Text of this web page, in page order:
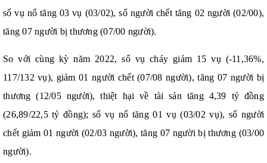
số vụ nổ tăng 03 vụ (03/02), số người chết tăng 02 người (02/00),
tăng 07 người bị thương (07/00 người).
So với cùng kỳ năm 2022, số vụ cháy giảm 15 vụ (-11,36%,
117/132 vụ), giảm 01 người chết (07/08 người), tăng 07 người bị
thương (12/05 người), thiệt hại về tài sản tăng 4,39 tỷ đồng
(26,89/22,5 tỷ đồng); số vụ nổ tăng 01 vụ (03/02 vụ), số người
chết giảm 01 người (02/03 người), tăng 07 người bị thương (03/00
người).